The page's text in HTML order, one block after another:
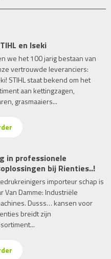
en Iseki
we het 100 jarig bestaan van
vertrouwde leveranciers:
STIHL staat bekend om het
aan kettingzagen,
grasmaaiers...
in professionele
bij Rienties..!
importeur schap is
Van Damme: Industriële
Dusss… kansen voor
breidt zijn